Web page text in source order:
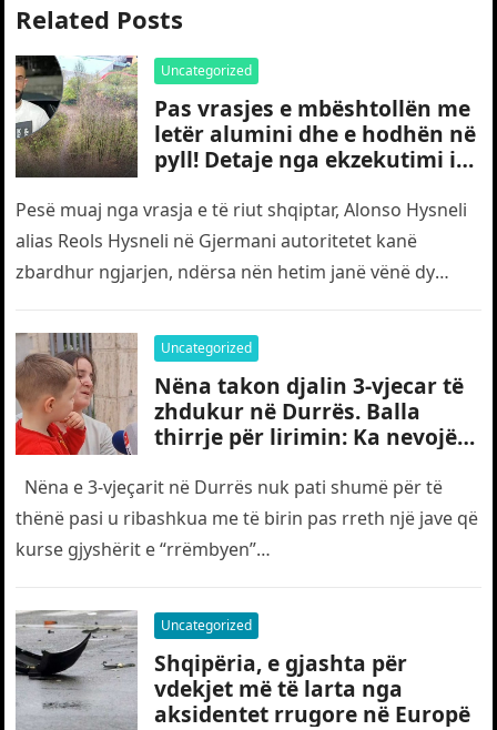
Related Posts
Uncategorized
Pas vrasjes e mbështollën me
letër alumini dhe e hodhën në
pyll! Detaje nga ekzekutimi i
Pesë muaj nga vrasja e të riut shqiptar, Alonso Hysneli
alias Reols Hysneli në Gjermani autoritetet kanë
zbardhur ngjarjen, ndërsa nën hetim janë vënë dy
Uncategorized
Nëna takon djalin 3-vjecar të
zhdukur në Durrës. Balla
thirrje për lirimin: Ka nevojë
Nëna e 3-vjeçarit në Durrës nuk pati shumë për të
thënë pasi u ribashkua me të birin pas rreth një jave që
kurse gjyshërit e “rrëmbyen”…
Uncategorized
Shqipëria, e gjashta për
vdekjet më të larta nga
aksidentet rrugore në Europë